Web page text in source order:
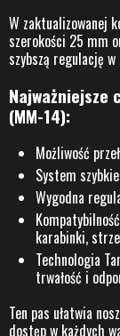
W zaktualizowanej
szerokości 25 mm
szybszą regulację
Najważniejsze
(MM-14):
Możliwość
System
Wygodna
karabinki,
Technologia
trwałość i
Ten pas ułatwia
dostęp w każdych